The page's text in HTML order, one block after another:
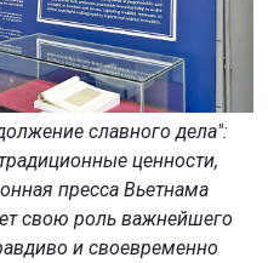
славного дела":
ценности,
пресса Вьетнама
свою роль важнейшего
и своевременно